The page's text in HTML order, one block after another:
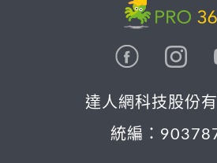
達人網科技股份
統編：